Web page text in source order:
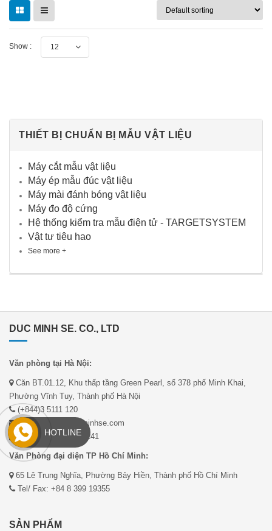
THIẾT BỊ CHUẨN BỊ MẪU VẬT LIỆU
Máy cắt mẫu vật liệu
Máy ép mẫu đúc vật liệu
Máy mài đánh bóng vật liệu
Máy đo độ cứng
Hệ thống kiểm tra mẫu điện tử - TARGETSYSTEM
Vật tư tiêu hao
See more +
Show : 12
DUC MINH SE. CO., LTD
Văn phòng tại Hà Nội:
Căn BT.01.12, Khu thấp tầng Green Pearl, số 378 phố Minh Khai,
Phường Vĩnh Tuy, Thành phố Hà Nội
(+844)3 5111 120
mduc.pham@ducminhse.com
Fax: (+844) 35188 241
Văn Phòng đại diện TP Hồ Chí Minh:
65 Lê Trung Nghĩa, Phường Bảy Hiền, Thành phố Hồ Chí Minh
Tel/ Fax: +84 8 399 19355
SẢN PHẨM
HOTLINE